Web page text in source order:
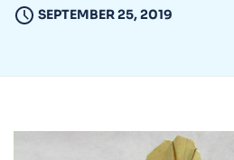
SEPTEMBER 25, 2019